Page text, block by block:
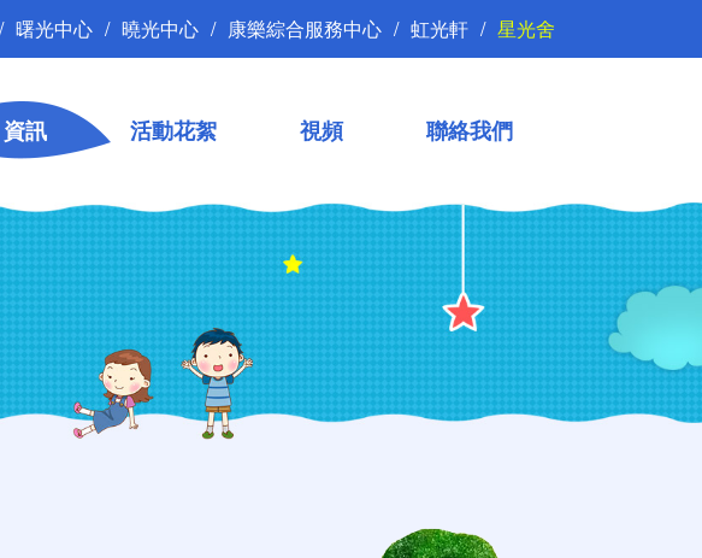
曙光中心 曉光中心 康樂綜合服務中心 虹光軒 星光舍
資訊 活動花絮 視頻 聯絡我們